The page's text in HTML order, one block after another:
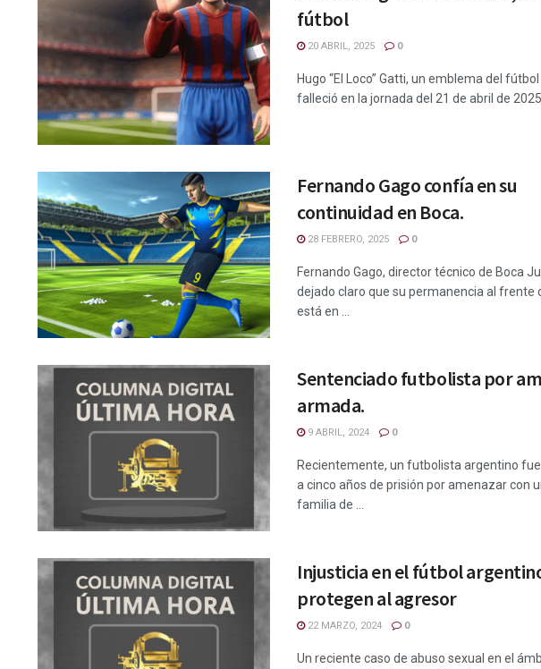
fútbol
20 ABRIL, 2025 0
Hugo “El Loco” Gatti, un emblema del
falleció en la jornada del 21 de abril de 2025,
Fernando Gago confía en su
continuidad en Boca.
28 FEBRERO, 2025 0
Fernando Gago, director técnico de Boca
dejado claro que su permanencia al frente
está en ...
Sentenciado futbolista por
armada.
9 ABRIL, 2024 0
Recientemente, un futbolista argentino
a cinco años de prisión por amenazar con
familia de ...
Injusticia en el fútbol
protegen al agresor
22 MARZO, 2024 0
Un reciente caso de abuso sexual en el